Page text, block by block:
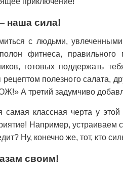
наша сила!
с людьми,
фитнеса,
готовых поддержать
рецептом полезного салата,
А третий задумчиво
самая классная черта у
Например, устраиваем
Ну, конечно же, тот, кто
своим!